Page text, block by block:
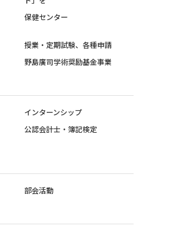
保健センター
授業・定期試験、各種申請
野島廣司学術奨励基金事業
インターンシップ
公認会計士・簿記検定
部会活動